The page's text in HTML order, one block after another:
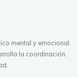
mental y emocional.
la coordinación.